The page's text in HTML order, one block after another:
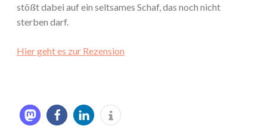
stößt dabei auf ein seltsames Schaf, das noch nicht
sterben darf.
Hier geht es zur Rezension